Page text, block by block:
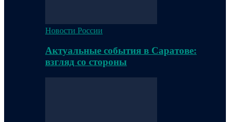
Новости России
Актуальные события в Саратове:
взгляд со стороны